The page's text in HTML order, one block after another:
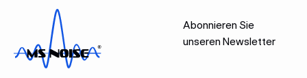
Abonnieren Sie
unseren Newsletter